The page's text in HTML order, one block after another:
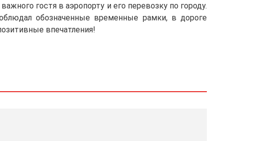
гостя в аэропорту и его перевозку по городу.
обозначенные временные рамки, в дороге
впечатления!